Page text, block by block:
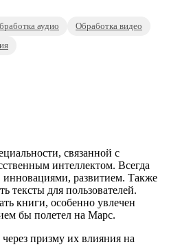
аудио
Обработка видео
связанной с
интеллектом. Всегда
инновациями, развитием. Также
тексты для пользователей.
книги, особенно увлечен
бы полетел на Марс.
призму их влияния на